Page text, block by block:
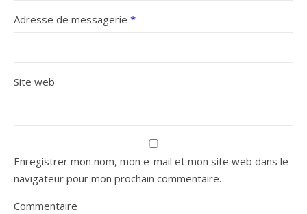
Adresse de messagerie *
Site web
Enregistrer mon nom, mon e-mail et mon site web dans le
navigateur pour mon prochain commentaire.
Commentaire